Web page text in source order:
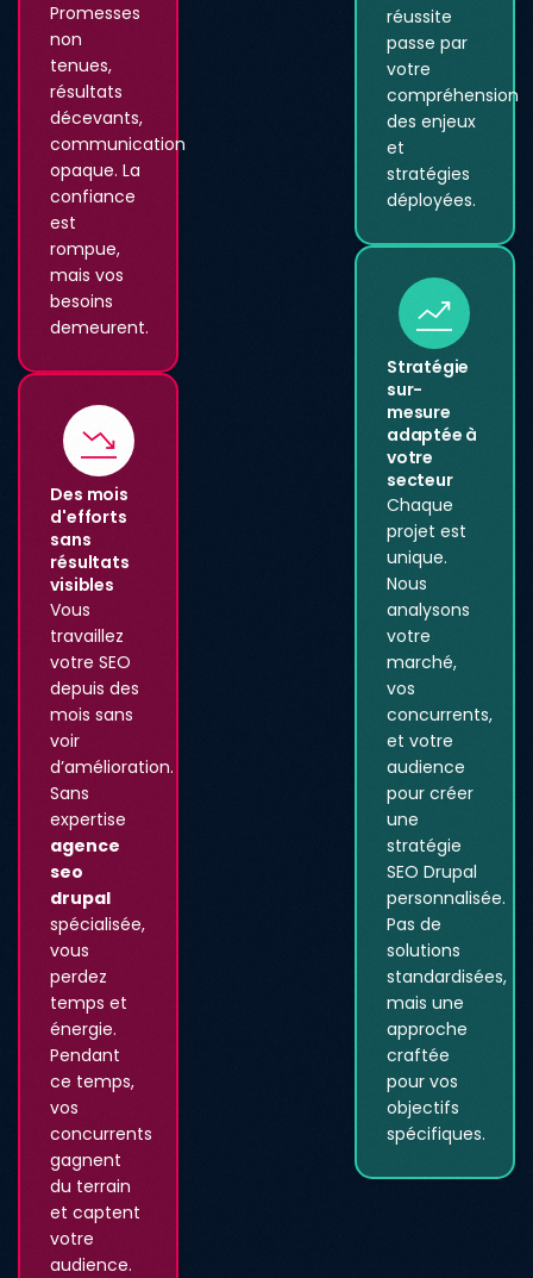
Promesses
non
tenues,
résultats
décevants,
communication
opaque. La
confiance
est
rompue,
mais vos
besoins
demeurent.
Des mois
d'efforts
sans
résultats
visibles
Vous
travaillez
votre SEO
depuis des
mois sans
voir
d’amélioration.
Sans
expertise
agence
seo
drupal
spécialisée,
vous
perdez
temps et
énergie.
Pendant
ce temps,
vos
concurrents
gagnent
du terrain
et captent
votre
audience.
réussite
passe par
votre
compréhension
des enjeux
et
stratégies
déployées.
Stratégie
sur-
mesure
adaptée à
votre
secteur
Chaque
projet est
unique.
Nous
analysons
votre
marché,
vos
concurrents,
et votre
audience
pour créer
une
stratégie
SEO Drupal
personnalisée.
Pas de
solutions
standardisées,
mais une
approche
craftée
pour vos
objectifs
spécifiques.